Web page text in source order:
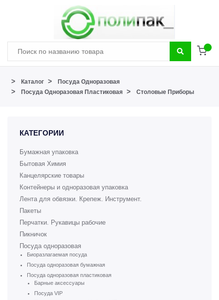
> Каталог > Посуда Одноразовая
> Посуда Одноразовая Пластиковая > Столовые Приборы
КАТЕГОРИИ
Бумажная упаковка
Бытовая Химия
Канцелярские товары
Контейнеры и одноразовая упаковка
Лента для обвязки. Крепеж. Инструмент.
Пакеты
Перчатки. Рукавицы рабочие
Пикничок
Посуда одноразовая
Биоразлагаемая посуда
Посуда одноразовая бумажная
Посуда одноразовая пластиковая
Барные аксессуары
Посуда VIP